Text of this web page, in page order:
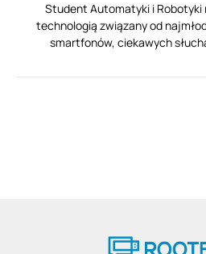
Student Automatyki i Robotyki
technologią związany od
smartfonów, ciekawych